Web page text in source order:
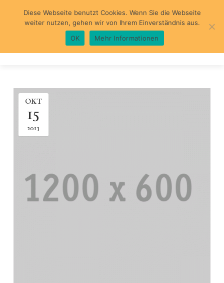
ÜBER MICH
PRAXIS
KOGN. VERHALTENSTHERAPIE
OKT
15
2013
Diese Webseite benutzt Cookies. Wenn Sie die Webseite
weiter nutzen, gehen wir von Ihrem Einverständnis aus.
OK
Mehr Informationen